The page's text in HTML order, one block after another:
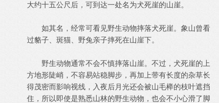
大约十五公尺后，可到达一处名为犬死崖的山崖。
如其名，经常可看见野生动物摔落犬死崖。象山曾看
过貉子、斑猫、野兔亲子摔死在山崖下。
野生动物通常不会不慎摔落山崖。不过，犬死崖的上
方地形陡峭，不容易站稳脚步，再加上带有长度的杂草长
得茂密而影响视线，入夜后月光还会被山毛榉的枝叶遮挡
住，所以即使是熟悉山林的野生动物，也会不小心滑了脚